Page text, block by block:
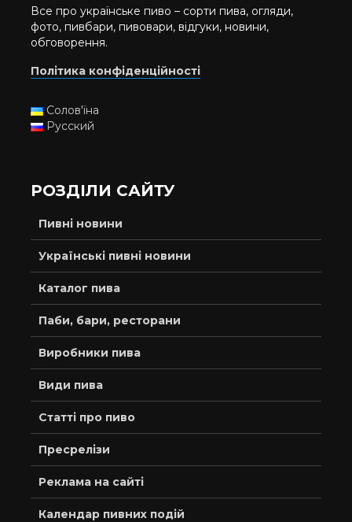
Все про українське пиво – сорти пива, огляди,
фото, пивбари, пивовари, відгуки, новини,
обговорення.
Політика конфіденційності
Солов'їна
Русский
РОЗДІЛИ САЙТУ
Пивні новини
Українські пивні новини
Каталог пива
Паби, бари, ресторани
Виробники пива
Види пива
Статті про пиво
Пресрелізи
Реклама на сайті
Календар пивних подій